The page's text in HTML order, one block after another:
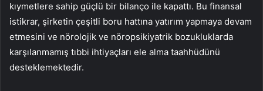
kıymetlere sahip güçlü bir bilanço ile kapattı. Bu finansal
istikrar, şirketin çeşitli boru hattına yatırım yapmaya devam
etmesini ve nörolojik ve nöropsikiyatrik bozukluklarda
karşılanmamış tıbbi ihtiyaçları ele alma taahhüdünü
desteklemektedir.